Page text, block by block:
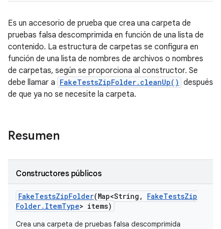
Es un accesorio de prueba que crea una carpeta de
pruebas falsa descomprimida en función de una lista de
contenido. La estructura de carpetas se configura en
función de una lista de nombres de archivos o nombres
de carpetas, según se proporciona al constructor. Se
debe llamar a FakeTestsZipFolder.cleanUp() después
de que ya no se necesite la carpeta.
Resumen
Constructores públicos
FakeTestsZipFolder(Map<String , FakeTestsZip
Folder. ItemType> items)
Crea una carpeta de pruebas falsa descomprimida